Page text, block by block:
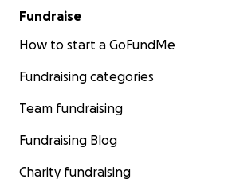
Fundraise
How to start a GoFundMe
Fundraising categories
Team fundraising
Fundraising Blog
Charity fundraising